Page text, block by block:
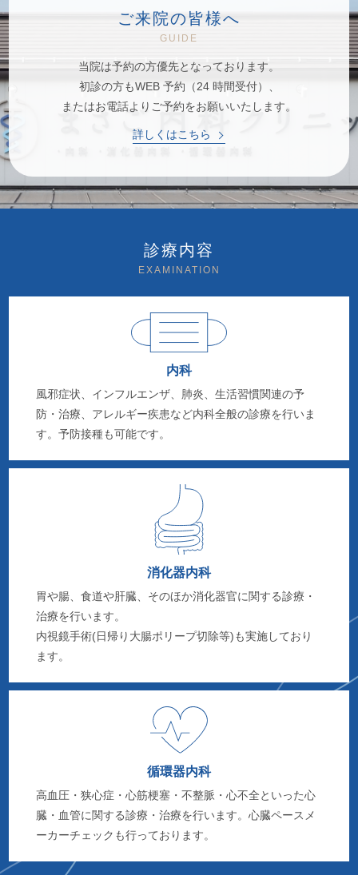
ご来院の皆様へ
GUIDE
当院は予約の方優先となっております。
初診の方もWEB 予約（24 時間受付）、
またはお電話よりご予約をお願いいたします。
詳しくはこちら
診療内容
EXAMINATION
内科
風邪症状、インフルエンザ、肺炎、生活習慣関連の予
防・治療、アレルギー疾患など内科全般の診療を行いま
す。予防接種も可能です。
消化器内科
胃や腸、食道や肝臓、そのほか消化器官に関する診療・
治療を行います。
内視鏡手術(日帰り大腸ポリープ切除等)も実施しており
ます。
循環器内科
高血圧・狭心症・心筋梗塞・不整脈・心不全といった心
臓・血管に関する診療・治療を行います。心臓ペースメ
ーカーチェックも行っております。